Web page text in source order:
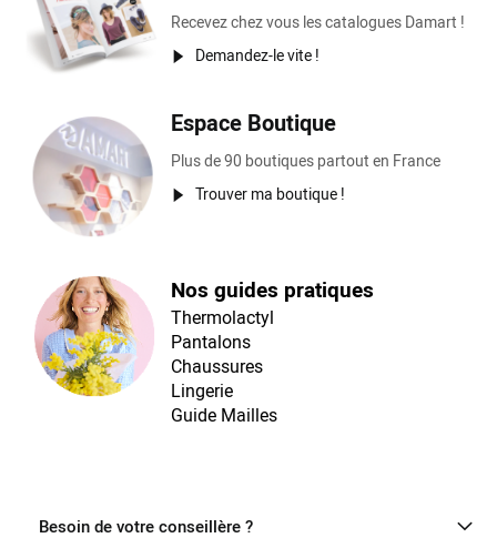
Recevez chez vous les catalogues Damart !
Demandez-le vite !
Espace Boutique
Plus de 90 boutiques partout en France
Trouver ma boutique !
Nos guides pratiques
Thermolactyl
Pantalons
Chaussures
Lingerie
Guide Mailles
Besoin de votre conseillère ?